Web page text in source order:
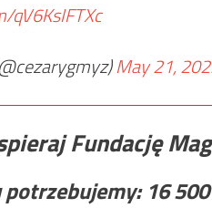
May 21,
Fundację
potrzebujemy: 16 500